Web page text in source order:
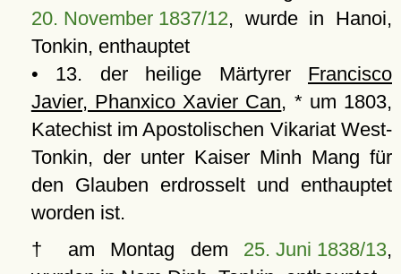
20. November 1837/12, wurde in Hanoi,
Tonkin, enthauptet
• 13. der heilige Märtyrer Francisco
Javier, Phanxico Xavier Can, * um 1803,
Katechist im Apostolischen Vikariat West-
Tonkin, der unter Kaiser Minh Mang für
den Glauben erdrosselt und enthauptet
worden ist.
† am Montag dem 25. Juni 1838/13,